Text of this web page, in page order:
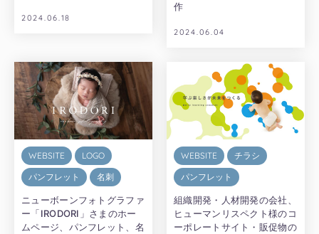
2024.06.18
作
2024.06.04
WEBSITE
LOGO
パンフレット
名刺
ニューボーンフォトグラファ
ー「IRODORI」さまのホー
ムページ、パンフレット、名
WEBSITE
チラシ
パンフレット
組織開発・人材開発の会社、
ヒューマンリスペクト様のコ
ーポレートサイト・販促物の